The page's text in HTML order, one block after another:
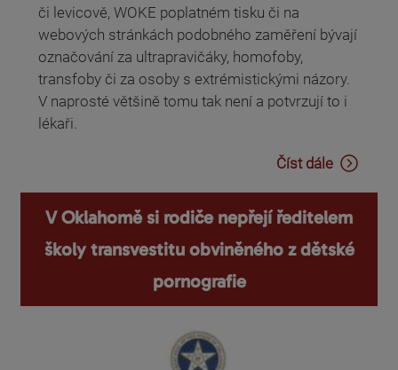
či levicově, WOKE poplatném tisku či na
webových stránkách podobného zaměření bývají
označování za ultrapravičáky, homofoby,
transfoby či za osoby s extrémistickými názory.
V naprosté většině tomu tak není a potvrzují to i
lékaři.
Číst dále
V Oklahomě si rodiče nepřejí ředitelem
školy transvestitu obviněného z dětské
pornografie